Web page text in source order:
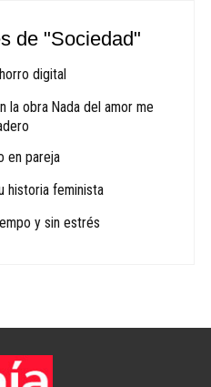
de "Sociedad"
digital
la obra Nada del amor me
en pareja
historia feminista
y sin estrés